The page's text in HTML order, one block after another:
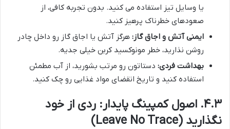
یا وسایل تیز استفاده می کنید. بدون تجربه کافی، از
صعودهای خطرناک پرهیز کنید.
ایمنی آتش و اجاق گاز: هرگز آتش یا اجاق گاز رو داخل چادر
روشن نذارید، خطر مونوکسید کربن خیلی جدیه.
بهداشت فردی: دستاتون رو مرتب بشورید، از آب مطمئن
استفاده کنید و تاریخ انقضای مواد غذایی رو چک کنید.
۴.۳. اصول کمپینگ پایدار: ردی از خود
نگذارید (Leave No Trace)